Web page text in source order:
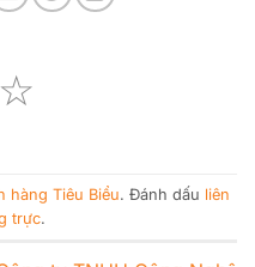
hàng Tiêu Biểu. Đánh dấu liên
trực.